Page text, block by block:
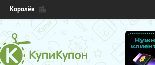
Королёв